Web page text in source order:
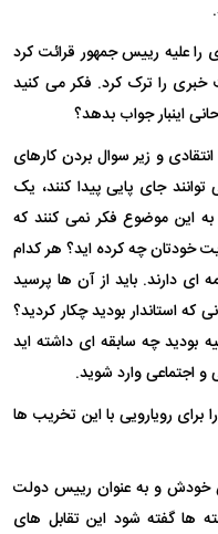
را علیه رییس جمهور قرائت کرد
را ترک کرد. فکر می کنید
اینبار جواب بدهد؟
و زیر سوال بردن کارهای
جای پایی پیدا کنند، یک
این موضوع فکر نمی کنند که
خودتان چه کرده اید؟ هر کدام
ای دارند. باید از آن ها پرسید
که استاندار بودید چکار کردید؟
بودید چه سابقه ای داشته اید
اجتماعی وارد شوید.
رویارویی با این تخریب ها
خودش و به عنوان رییس دولت
ها گفته شود این تقابل های